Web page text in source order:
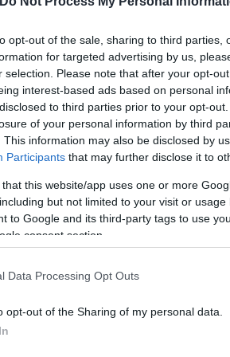
opt-out of the sale, sharing to third parties,
for targeted advertising by us,
selection. Please note that after your opt-
interest-based ads based on personal
to third parties prior to your opt-
of your personal information by third
This information may also be disclosed by
Participants that may further disclose it to
that this website/app uses one or more
but not limited to your visit or
to Google and its third-party tags to use
consent section.
Data Processing Opt Outs
opt-out of the Sharing of my personal data.
Η δημοσίευση κοινοποιήθηκε από το χρήστη Fishing In Greece (@fishingingreece.gr)
επιστημονική ονομασία:
φάλαινες, τα δελφίνια και
παρά με τις φάλαινες και
Επίσης, αποτελεί λάθος να
ονομασίας.